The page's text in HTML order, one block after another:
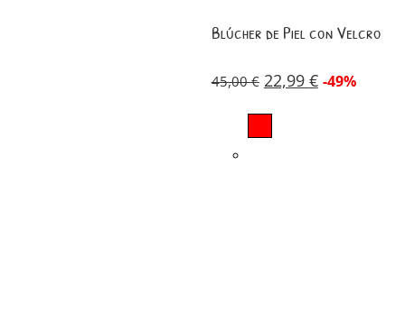
Blúcher de Piel con Velcro
45,00€ 22,99 € -49%